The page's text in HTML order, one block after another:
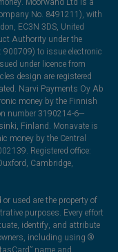
No. 8491211), with
EC3N 3DS, United
Authority under the
900709) to issue electronic
under licence from
design are registered
Narvi Payments Oy Ab
money by the Finnish
number 3190214-6—
Finland. Monavate is
money by the Central
Registered office:
Cambridge,
used are the property of
purposes. Every effort
identify, and attribute
including using ®